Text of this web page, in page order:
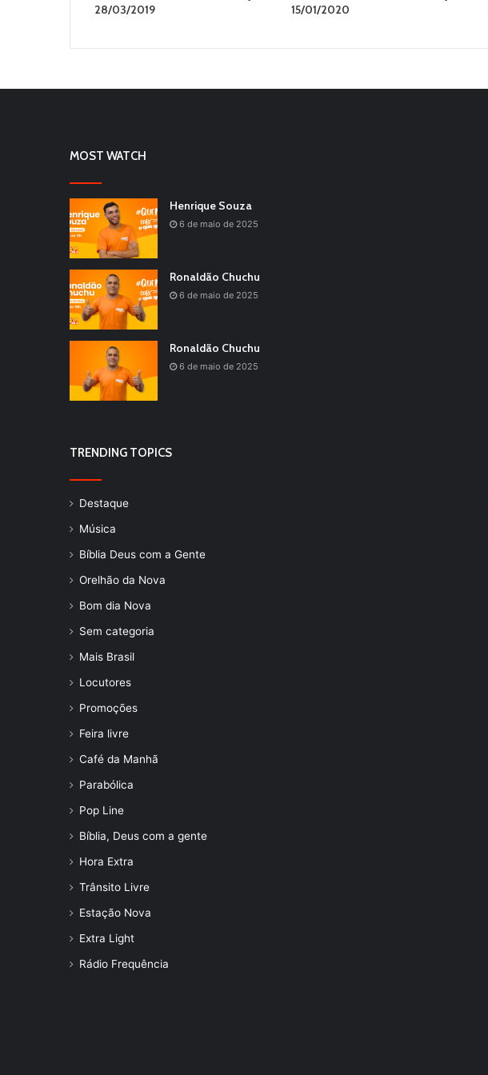
28/03/2019
15/01/2020
MOST WATCH
Henrique Souza
6 de maio de 2025
Ronaldão Chuchu
6 de maio de 2025
Ronaldão Chuchu
6 de maio de 2025
TRENDING TOPICS
Destaque
Música
Bíblia Deus com a Gente
Orelhão da Nova
Bom dia Nova
Sem categoria
Mais Brasil
Locutores
Promoções
Feira livre
Café da Manhã
Parabólica
Pop Line
Bíblia, Deus com a gente
Hora Extra
Trânsito Livre
Estação Nova
Extra Light
Rádio Frequência